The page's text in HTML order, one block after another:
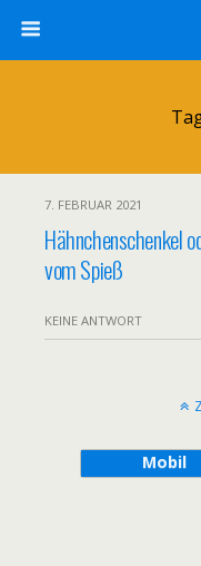
7. FEBRUAR 2021
Hähnchenschenkel
vom Spieß
KEINE ANTWORT
Mobil